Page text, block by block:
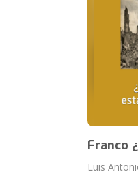
Franco
Luis